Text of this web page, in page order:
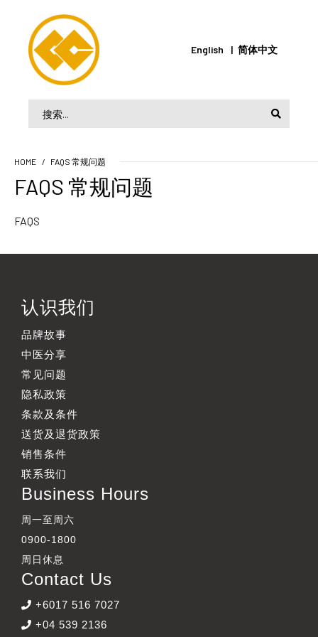
English 简体中文
HOME FAQS 常规问题
FAQS 常规问题
FAQS
认识我们
品牌故事
中医分享
常见问题
隐私政策
条款及条件
送货及退货政策
销售条件
联系我们
Business Hours
周一至周六
0900-1800
周日休息
Contact Us
+6017 516 7027
+04 539 2136